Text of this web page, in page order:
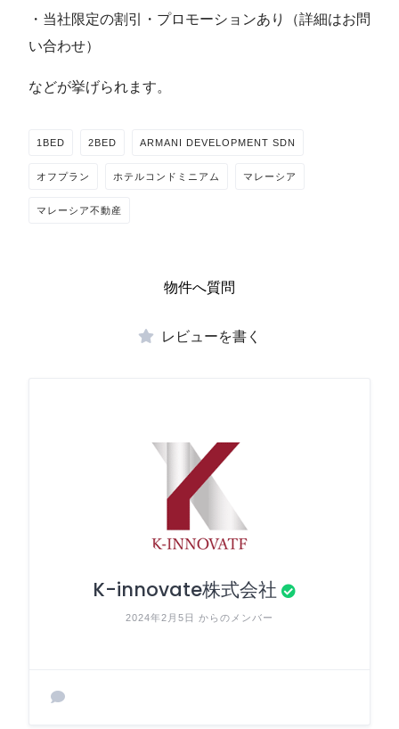
・当社限定の割引・プロモーションあり（詳細はお問
い合わせ）
などが挙げられます。
1BED 2BED ARMANI DEVELOPMENT SDN
オフプラン ホテルコンドミニアム マレーシア
マレーシア不動産
物件へ質問
レビューを書く
K-innovate株式会社
2024年2月5日 からのメンバー